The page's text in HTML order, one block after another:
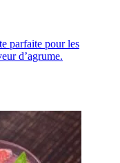
parfaite pour les
d’agrume.